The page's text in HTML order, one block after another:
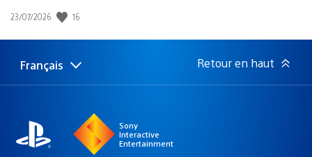
Date
publication
23/07/2026 16
Choisir
une
Région
actuelle
Français Retour en haut
Sony
Interactive
Entertainment